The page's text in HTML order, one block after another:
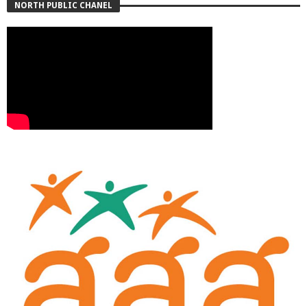
NORTH PUBLIC CHANEL